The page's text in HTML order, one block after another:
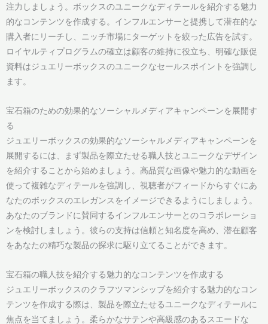
注力しましょう。ボックスのユニークなディテールを紹介する魅力
的なコンテンツを作成する。インフルエンサーと提携して潜在的な
購入者にリーチし、ニッチ市場にターゲットを絞った広告を試す。
ロイヤルティプログラムの確立は顧客の維持に役立ち、明確な販促
資料はジュエリーボックスのユニークなセールスポイントを強調し
ます。
宝石箱のための効果的なソーシャルメディアキャンペーンを展開す
る
ジュエリーボックスの効果的なソーシャルメディアキャンペーンを
展開するには、まず製品を際立たせる職人技とユニークなデザイン
を紹介することから始めましょう。高品質な画像や魅力的な動画を
使って複雑なディテールを強調し、視聴者がフィードからすぐにあ
なたのボックスのエレガンスをイメージできるようにしましょう。
あなたのブランドに賛同するインフルエンサーとのコラボレーショ
ンを検討しましょう。彼らの支持は信頼と知名度を高め、潜在顧客
をあなたの精巧な製品の探求に駆り立てることができます。
宝石箱の職人技を紹介する魅力的なコンテンツを作成する
ジュエリーボックスのクラフツマンシップを紹介する魅力的なコン
テンツを作成する際は、製品を際立たせるユニークなディテールに
焦点を当てましょう。柔らかなサテンや高級感のあるスエードな